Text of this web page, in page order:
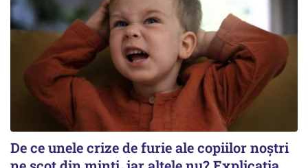
De ce unele crize de furie ale copiilor noștri